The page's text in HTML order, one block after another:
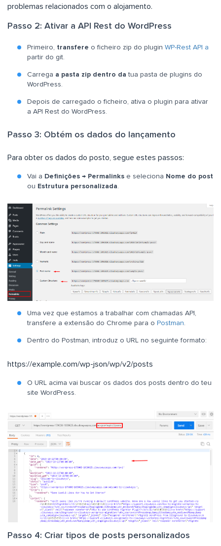
problemas relacionados com o alojamento.
Passo 2: Ativar a API Rest do WordPress
Primeiro, transfere o ficheiro zip do plugin WP-Rest API a
partir do git.
Carrega a pasta zip dentro datua pasta de plugins do
WordPress.
Depois de carregado o ficheiro, ativa o plugin para ativar
a API Rest do WordPress.
Passo 3: Obtém os dados do lançamento
Para obter os dados do posto, segue estes passos:
Vai a Definições → Permalinks e seleciona Nome do post
ou Estrutura personalizada.
Uma vez que estamos a trabalhar com chamadas API,
transfere a extensão do Chrome para o Postman.
Dentro do Postman, introduz o URL no seguinte formato:
https://example.com/wp-json/wp/v2/posts
O URL acima vai buscar os dados dos posts dentro do teu
site WordPress.
Passo 4: Criar tipos de posts personalizados